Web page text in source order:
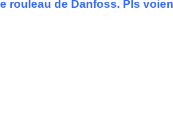
rouleau de Danfoss. Pls